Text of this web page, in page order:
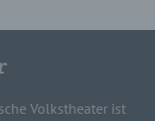
Volkstheater ist